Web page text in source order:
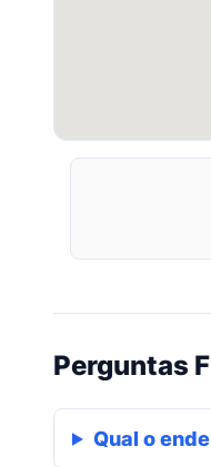
Perguntas
Qual o